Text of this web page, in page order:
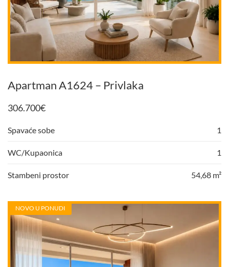
Apartman A1624 – Privlaka
306.700€
Spavaće sobe 1
WC/Kupaonica 1
Stambeni prostor 54,68 m²
NOVO U PONUDI